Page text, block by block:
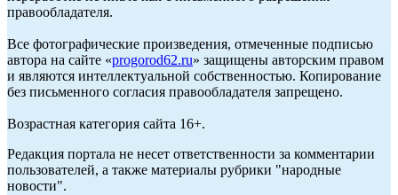
правообладателя.
Все фотографические произведения, отмеченные подписью
автора на сайте «progorod62.ru» защищены авторским правом
и являются интеллектуальной собственностью. Копирование
без письменного согласия правообладателя запрещено.
Возрастная категория сайта 16+.
Редакция портала не несет ответственности за комментарии
пользователей, а также материалы рубрики "народные
новости".